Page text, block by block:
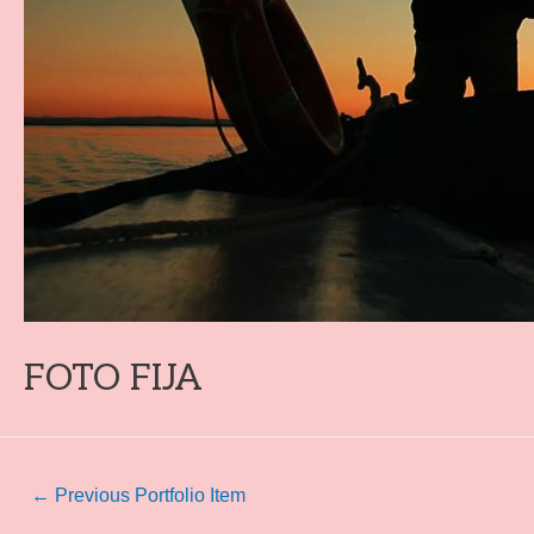
FOTO FIJA
← Previous Portfolio Item